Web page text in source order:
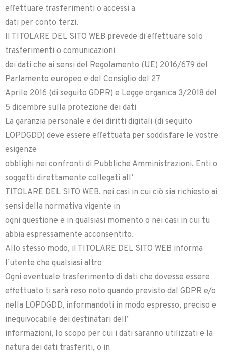
effettuare trasferimenti o accessi a
dati per conto terzi.
Il TITOLARE DEL SITO WEB prevede di effettuare solo
trasferimenti o comunicazioni
dei dati che ai sensi del Regolamento (UE) 2016/679 del
Parlamento europeo e del Consiglio del 27
Aprile 2016 (di seguito GDPR) e Legge organica 3/2018 del
5 dicembre sulla protezione dei dati
La garanzia personale e dei diritti digitali (di seguito
LOPDGDD) deve essere effettuata per soddisfare le vostre
esigenze
obblighi nei confronti di Pubbliche Amministrazioni, Enti o
soggetti direttamente collegati all’
TITOLARE DEL SITO WEB, nei casi in cui ciò sia richiesto ai
sensi della normativa vigente in
ogni questione e in qualsiasi momento o nei casi in cui tu
abbia espressamente acconsentito.
Allo stesso modo, il TITOLARE DEL SITO WEB informa
l’utente che qualsiasi altro
Ogni eventuale trasferimento di dati che dovesse essere
effettuato ti sarà reso noto quando previsto dal GDPR e/o
nella LOPDGDD, informandoti in modo espresso, preciso e
inequivocabile dei destinatari dell’
informazioni, lo scopo per cui i dati saranno utilizzati e la
natura dei dati trasferiti, o in